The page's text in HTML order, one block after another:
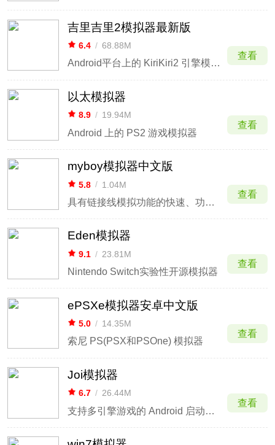
吉里吉里2模拟器最新版
6.4 / 68.88M
Android平台上的 KiriKiri2 引擎模拟器
查看
以太模拟器
8.9 / 19.94M
Android 上的 PS2 游戏模拟器
查看
myboy模拟器中文版
5.8 / 1.04M
具有链接线模拟功能的快速、功能齐全的GBA模拟器
查看
Eden模拟器
9.1 / 23.81M
Nintendo Switch实验性开源模拟器
查看
ePSXe模拟器安卓中文版
5.0 / 14.35M
索尼 PS(PSX和PSOne) 模拟器
查看
Joi模拟器
6.7 / 26.44M
支持多引擎游戏的 Android 启动器，兼容 RPG Maker、Ren'Py 等
查看